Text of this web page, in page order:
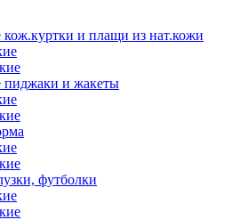
и плащи из нат.кожи
и жакеты
футболки